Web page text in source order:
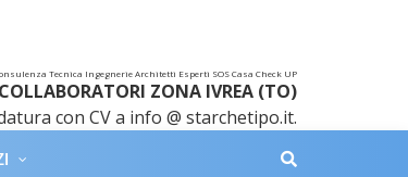
Tecnica Ingegnerie Architetti Esperti SOS Casa Check UP
ZONA IVREA (TO)
con CV a info @ starchetipo.it.